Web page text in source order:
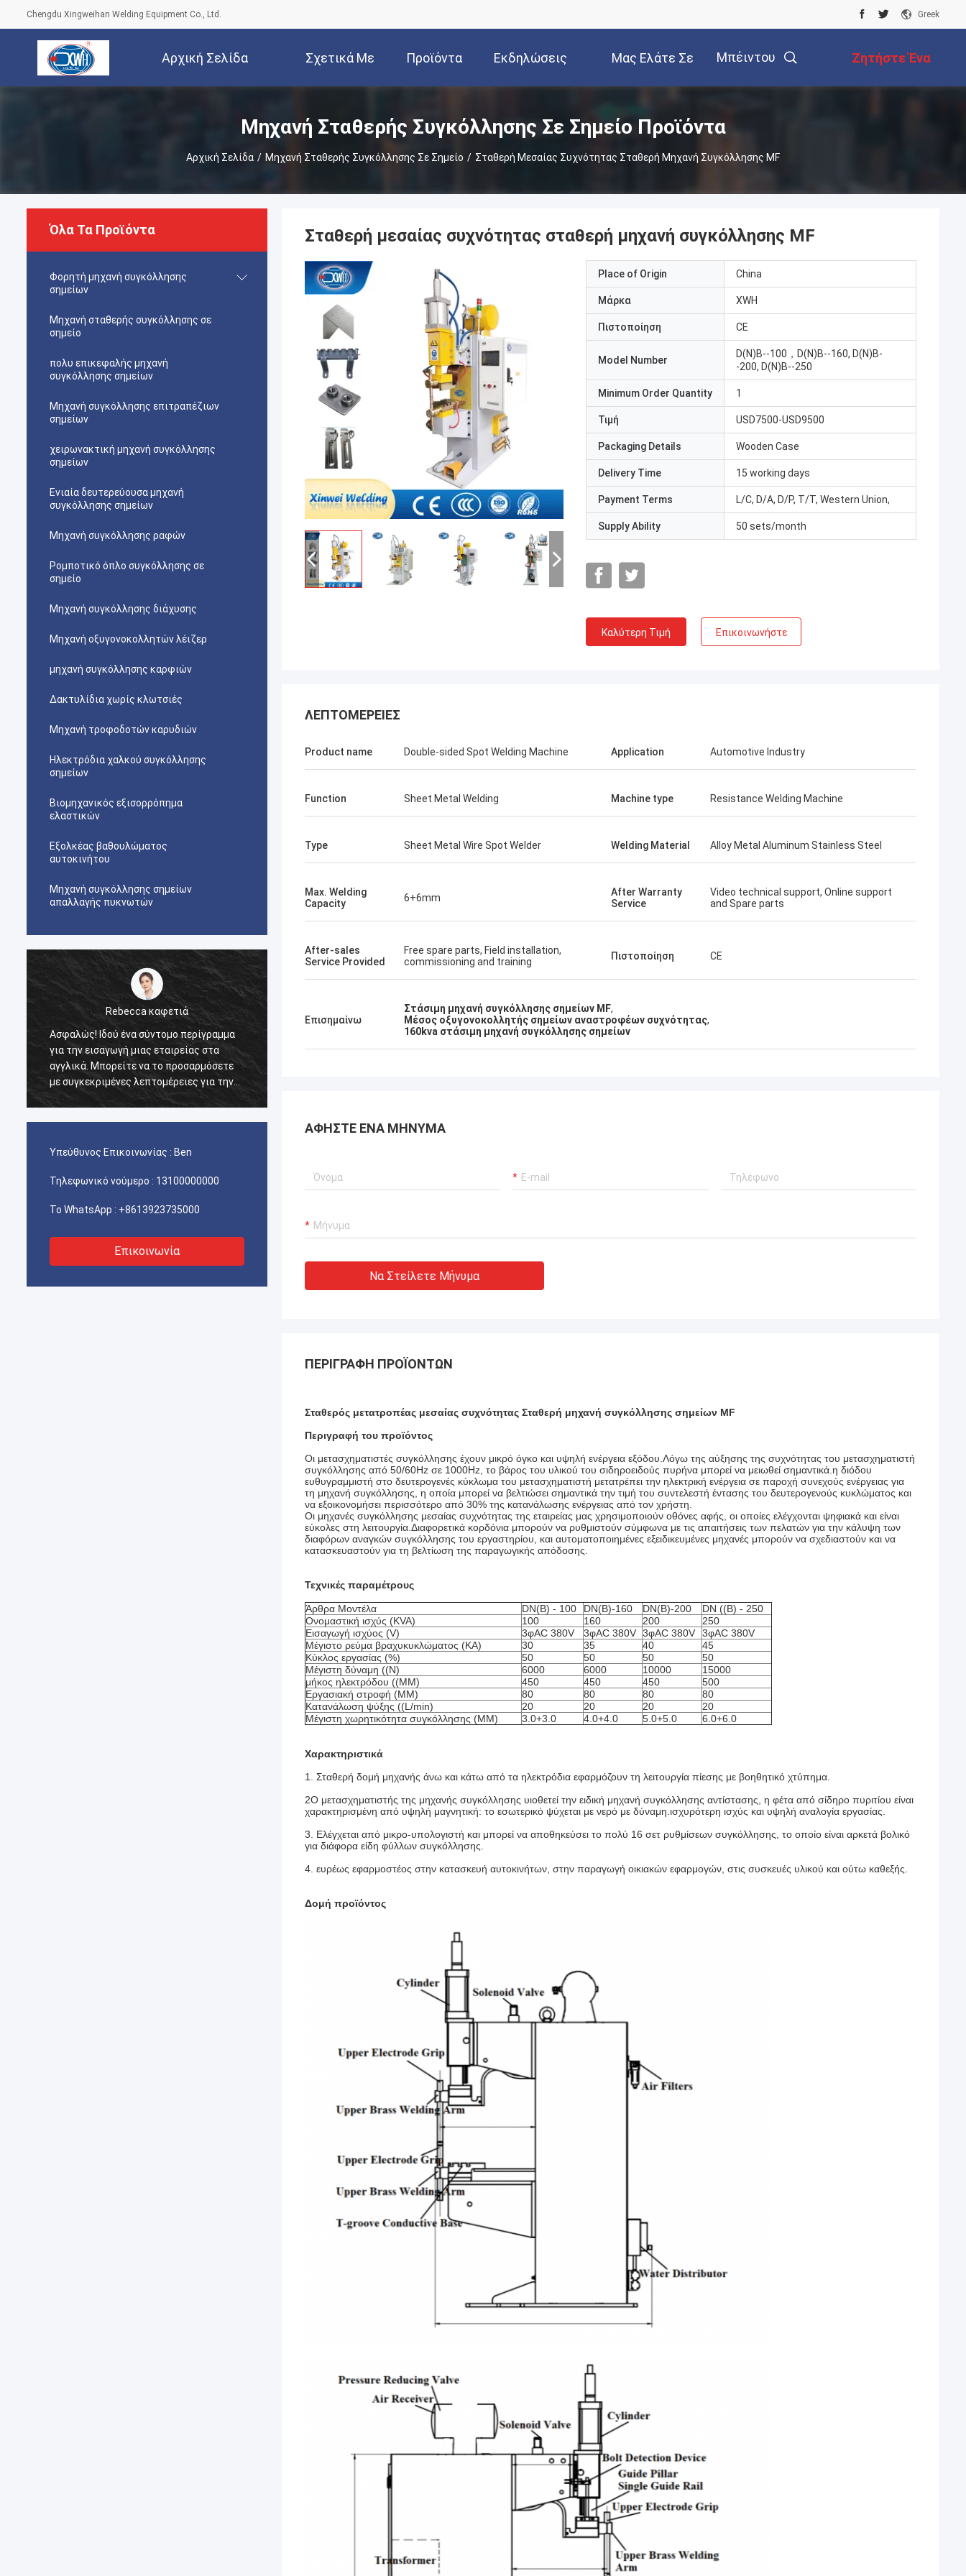
Chengdu Xingweihan Welding Equipment Co., Ltd. Greek
Αρχική Σελίδα Σχετικά Με
Εμάς
Προϊόντα Εκδηλώσεις Μας Ελάτε Σε
Επαφή Με
Μπέιντου Ζητήστε Ένα
Απόσπασμα
Μηχανή Σταθερής Συγκόλλησης Σε Σημείο Προϊόντα
Αρχική Σελίδα / Μηχανή Σταθερής Συγκόλλησης Σε Σημείο / Σταθερή Μεσαίας Συχνότητας Σταθερή Μηχανή Συγκόλλησης MF
Όλα Τα Προϊόντα
Φορητή μηχανή συγκόλλησης
σημείων
Μηχανή σταθερής συγκόλλησης σε
σημείο
πολυ επικεφαλής μηχανή
συγκόλλησης σημείων
Μηχανή συγκόλλησης επιτραπέζιων
σημείων
χειρωνακτική μηχανή συγκόλλησης
σημείων
Ενιαία δευτερεύουσα μηχανή
συγκόλλησης σημείων
Μηχανή συγκόλλησης ραφών
Ρομποτικό όπλο συγκόλλησης σε
σημείο
Μηχανή συγκόλλησης διάχυσης
Μηχανή οξυγονοκολλητών λέιζερ
μηχανή συγκόλλησης καρφιών
Δακτυλίδια χωρίς κλωτσιές
Μηχανή τροφοδοτών καρυδιών
Ηλεκτρόδια χαλκού συγκόλλησης
σημείων
Βιομηχανικός εξισορρόπημα
ελαστικών
Εξολκέας βαθουλώματος
αυτοκινήτου
Μηχανή συγκόλλησης σημείων
απαλλαγής πυκνωτών
Rebecca καφετιά
Ασφαλώς! Ιδού ένα σύντομο περίγραμμα
για την εισαγωγή μιας εταιρείας στα
αγγλικά. Μπορείτε να το προσαρμόσετε
με συγκεκριμένες λεπτομέρειες για την
εταιρεία σας.
Κάποιος
Αυτό το προϊόν συνιστάται από ένα φίλο.
Μετά την αγορά, διαπίστωσα ότι η
Kris Czurczak από την Πολωνία
Υπεύθυνος Επικοινωνίας : Ben
Τηλεφωνικό νούμερο : 13100000000
Το WhatsApp : +8613923735000
Επικοινωνία
Σταθερή μεσαίας συχνότητας σταθερή μηχανή συγκόλλησης MF
Place of Origin China
Μάρκα XWH
Πιστοποίηση CE
Model Number
D(N)B--100，D(N)B--160, D(N)B-
-200, D(N)B--250
Minimum Order Quantity 1
Τιμή USD7500-USD9500
Packaging Details Wooden Case
Delivery Time 15 working days
Payment Terms L/C, D/A, D/P, T/T, Western Union,
Supply Ability 50 sets/month
Καλύτερη Τιμή Επικοινωνήστε
ΛΕΠΤΟΜΈΡΕΙΕΣ
Product name Double-sided Spot Welding Machine Application Automotive Industry
Function Sheet Metal Welding Machine type Resistance Welding Machine
Type Sheet Metal Wire Spot Welder Welding Material Alloy Metal Aluminum Stainless Steel
Max. Welding
Capacity
6+6mm
After Warranty
Service
Video technical support, Online support
and Spare parts
After-sales
Service Provided
Free spare parts, Field installation,
commissioning and training
Πιστοποίηση CE
Επισημαίνω
Στάσιμη μηχανή συγκόλλησης σημείων MF,
Μέσος οξυγονοκολλητής σημείων αναστροφέων συχνότητας,
160kva στάσιμη μηχανή συγκόλλησης σημείων
ΑΦΉΣΤΕ ΈΝΑ ΜΉΝΥΜΑ
Να Στείλετε Μήνυμα
ΠΕΡΙΓΡΑΦΉ ΠΡΟΪΌΝΤΩΝ
Σταθερός μετατροπέας μεσαίας συχνότητας Σταθερή μηχανή συγκόλλησης σημείων MF
Περιγραφή του προϊόντος
Οι μετασχηματιστές συγκόλλησης έχουν μικρό όγκο και υψηλή ενέργεια εξόδου.Λόγω της αύξησης της συχνότητας του μετασχηματιστή
συγκόλλησης από 50/60Hz σε 1000Hz, το βάρος του υλικού του σιδηροειδούς πυρήνα μπορεί να μειωθεί σημαντικά.η διόδου
ευθυγραμμιστή στο δευτερογενές κύκλωμα του μετασχηματιστή μετατρέπει την ηλεκτρική ενέργεια σε παροχή συνεχούς ενέργειας για
τη μηχανή συγκόλλησης, η οποία μπορεί να βελτιώσει σημαντικά την τιμή του συντελεστή έντασης του δευτερογενούς κυκλώματος και
να εξοικονομήσει περισσότερο από 30% της κατανάλωσης ενέργειας από τον χρήστη.
Οι μηχανές συγκόλλησης μεσαίας συχνότητας της εταιρείας μας χρησιμοποιούν οθόνες αφής, οι οποίες ελέγχονται ψηφιακά και είναι
εύκολες στη λειτουργία.Διαφορετικά κορδόνια μπορούν να ρυθμιστούν σύμφωνα με τις απαιτήσεις των πελατών για την κάλυψη των
διαφόρων αναγκών συγκόλλησης του εργαστηρίου, και αυτοματοποιημένες εξειδικευμένες μηχανές μπορούν να σχεδιαστούν και να
κατασκευαστούν για τη βελτίωση της παραγωγικής απόδοσης.
Τεχνικές παραμέτρους
Άρθρα Μοντέλα DN(B) - 100 DN(B)-160 DN(B)-200
DN ((B) - 250
Ονομαστική ισχύς (KVA)
100 160 200
250
Εισαγωγή ισχύος (V)
3φAC 380V 3φAC 380V 3φAC 380V
3φAC 380V
Μέγιστο ρεύμα βραχυκυκλώματος (KA)
30 35 40
45
Κύκλος εργασίας (%)
50 50 50
50
Μέγιστη δύναμη ((N)
6000 6000 10000
15000
μήκος ηλεκτρόδου ((MM)
450 450 450
500
Εργασιακή στροφή (MM)
80 80 80
80
Κατανάλωση ψύξης ((L/min)
20 20 20
20
Μέγιστη χωρητικότητα συγκόλλησης (MM)
3.0+3.0 4.0+4.0 5.0+5.0 6.0+6.0
Χαρακτηριστικά
1. Σταθερή δομή μηχανής άνω και κάτω από τα ηλεκτρόδια εφαρμόζουν τη λειτουργία πίεσης με βοηθητικό χτύπημα.
2Ο μετασχηματιστής της μηχανής συγκόλλησης υιοθετεί την ειδική μηχανή συγκόλλησης αντίστασης, η φέτα από σίδηρο πυριτίου είναι
χαρακτηρισμένη από υψηλή μαγνητική: το εσωτερικό ψύχεται με νερό με δύναμη.ισχυρότερη ισχύς και υψηλή αναλογία εργασίας.
3. Ελέγχεται από μικρο-υπολογιστή και μπορεί να αποθηκεύσει το πολύ 16 σετ ρυθμίσεων συγκόλλησης, το οποίο είναι αρκετά βολικό
για διάφορα είδη φύλλων συγκόλλησης.
4. ευρέως εφαρμοστέος στην κατασκευή αυτοκινήτων, στην παραγωγή οικιακών εφαρμογών, στις συσκευές υλικού και ούτω καθεξής.
Δομή προϊόντος